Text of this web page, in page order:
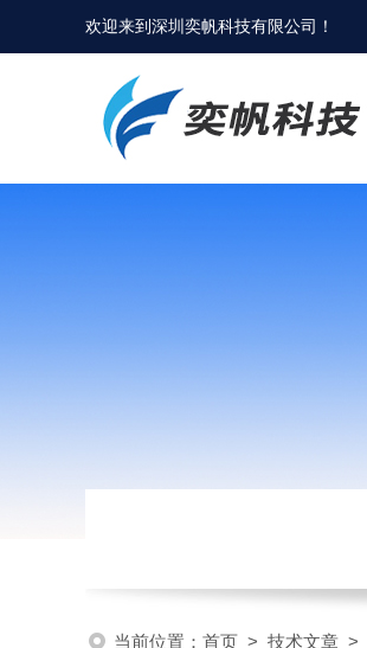
欢迎来到深圳奕帆科技有限公司 ！
当前位置： 首页 > 技术文章 >